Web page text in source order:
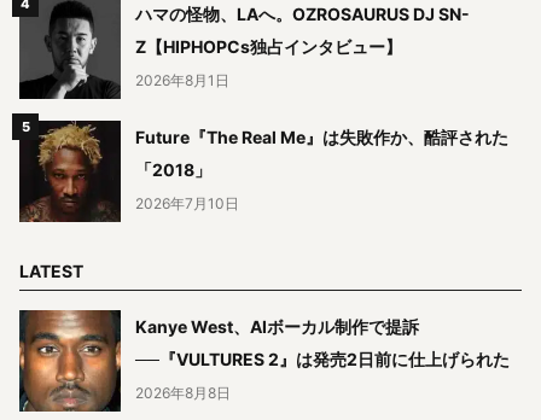
ハマの怪物、LAへ。OZROSAURUS DJ SN-
Z【HIPHOPCs独占インタビュー】
2026年8月1日
Future『The Real Me』は失敗作か、酷評された
「2018」
2026年7月10日
LATEST
Kanye West、AIボーカル制作で提訴
──『VULTURES 2』は発売2日前に仕上げられた
2026年8月8日